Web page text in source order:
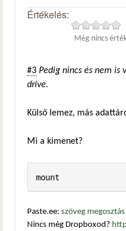
Értékelés:
Még nincs
#3 Pedig nincs és nem is
drive.
Külső lemez, más
Mi a kimenet?
mount
Paste.ee: szöveg megosztás
Nincs még Dropboxod?